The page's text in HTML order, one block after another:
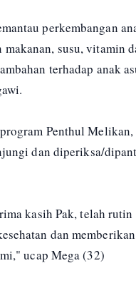
perkembangan
makanan, susu, vitamin
terhadap anak
Penthul Melikan,
dan diperiksa/
kasih Pak, telah rutin
dan
ucap Mega (32)